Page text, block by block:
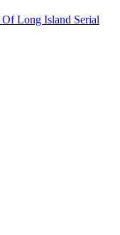
Long Island Serial